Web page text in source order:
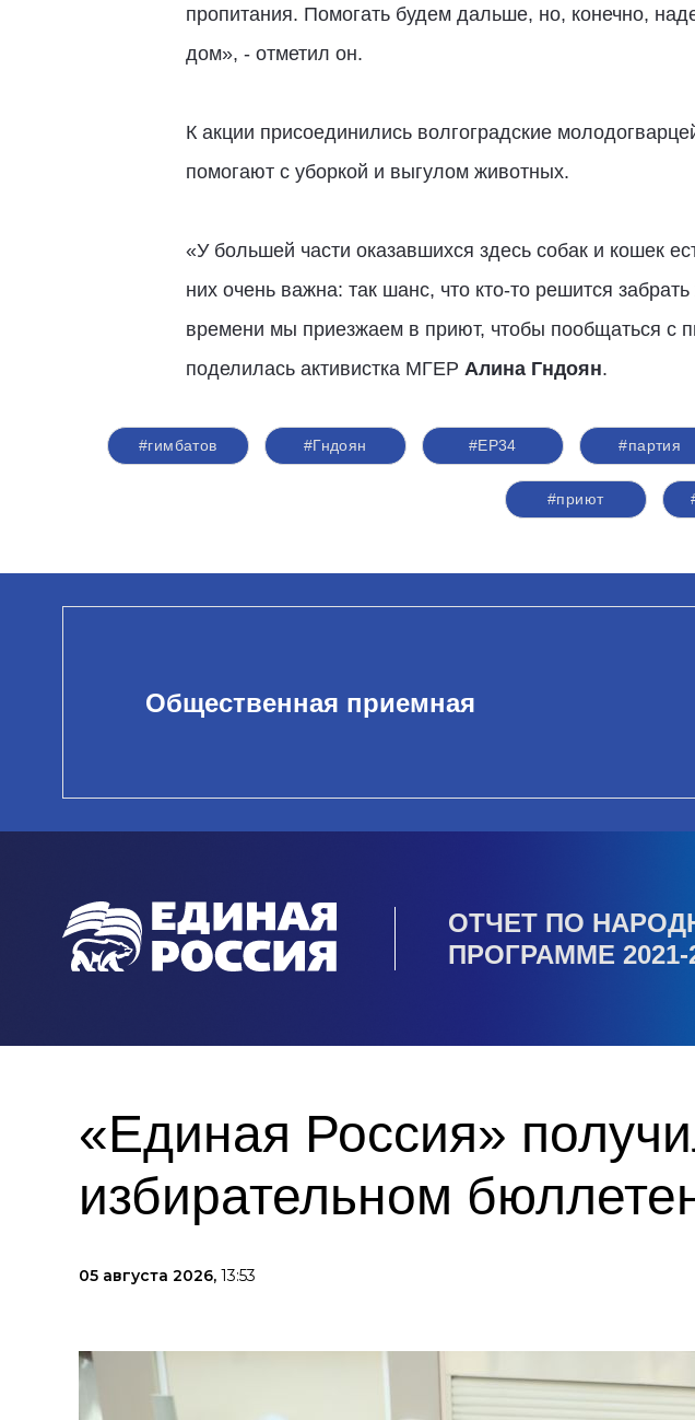
пропитания. Помогать будем дальше, но, конечно,
дом», - отметил он.
К акции присоединились волгоградские
помогают с уборкой и выгулом животных.
«У большей части оказавшихся здесь собак и кошек
них очень важна: так шанс, что кто-то решится
времени мы приезжаем в приют, чтобы пообщаться
поделилась активистка МГЕР Алина Гндоян.
#гимбатов #Гндоян #ЕР34 #партия
#приют
Общественная приемная
ОТЧЕТ ПО
ПРОГРАММЕ 2021-
«Единая Россия»
избирательном
05 августа 2026, 13:53